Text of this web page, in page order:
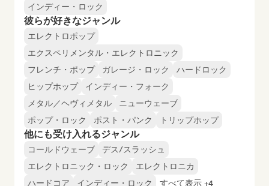
インディー・ロック
彼らが好きなジャンル
エレクトロポップ
エクスペリメンタル・エレクトロニック
フレンチ・ポップ
ガレージ・ロック
ハードロック
ヒップホップ
インディー・フォーク
メタル／ヘヴィメタル
ニューウェーブ
ポップ・ロック
ポスト・パンク トリップホップ
他にも受け入れるジャンル
コールドウェーブ
デス/スラッシュ
エレクトロニック・ロック
エレクトロニカ
ハードコア
インディー・ロック すべて表示 +4